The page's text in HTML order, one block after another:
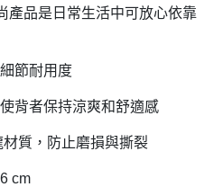
產品是日常生活中可放心依靠
節耐用度
背者保持涼爽和舒適感
質，防止磨損與撕裂
cm